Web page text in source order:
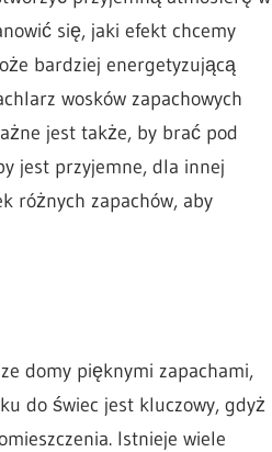
się, jaki efekt chcemy
bardziej energetyzującą
wosków zapachowych
jest także, by brać pod
jest przyjemne, dla innej
różnych zapachów, aby
domy pięknymi zapachami,
do świec jest kluczowy, gdyż
Istnieje wiele